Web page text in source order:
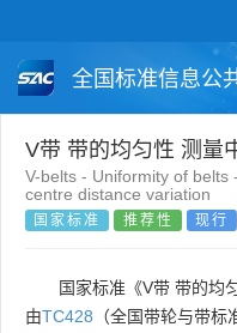
全国标准信息公
国家标准
团体标准
V带 带的均匀性 测量
V-belts - Uniformity of
centre distance variation
国家标准 推荐性 现行
国家标准《V带 带的均
由TC428 （全国带轮与带标